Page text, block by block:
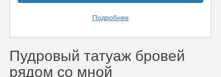
Подробнее
Пудровый татуаж бровей
рядом со мной